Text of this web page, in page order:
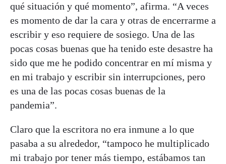
qué situación y qué momento”, afirma. “A veces
es momento de dar la cara y otras de encerrarme a
escribir y eso requiere de sosiego. Una de las
pocas cosas buenas que ha tenido este desastre ha
sido que me he podido concentrar en mí misma y
en mi trabajo y escribir sin interrupciones, pero
es una de las pocas cosas buenas de la
pandemia”.
Claro que la escritora no era inmune a lo que
pasaba a su alrededor, “tampoco he multiplicado
mi trabajo por tener más tiempo, estábamos tan